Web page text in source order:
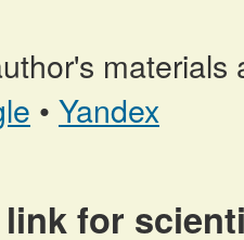
materials
• Yandex
link for